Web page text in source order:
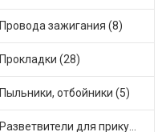
Провода зажигания (8)
Прокладки (28)
Пыльники, отбойники (5)
Разветвители для прикуривателя (3)